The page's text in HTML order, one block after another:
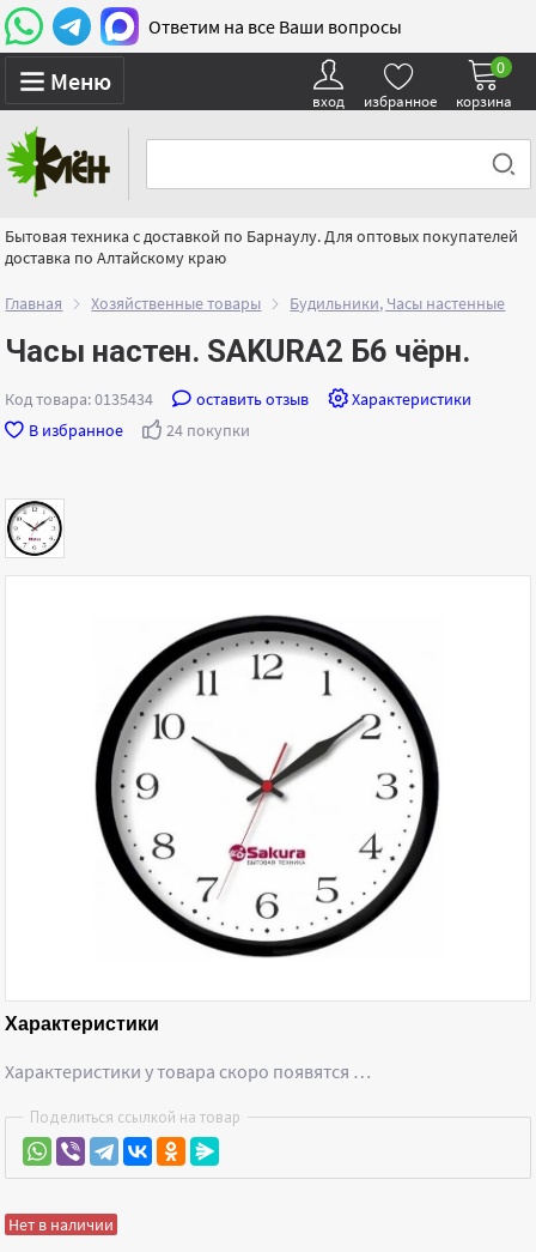
Ответим на все Ваши вопросы
Меню
вход избранное корзина
0
Бытовая техника с доставкой по Барнаулу. Для оптовых покупателей
доставка по Алтайскому краю
Главная Хозяйственные товары Будильники, Часы настенные
Часы настен. SAKURA2 Б6 чёрн.
Код товара: 0135434 оставить отзыв
Характеристики
В избранное
24 покупки
Характеристики
Характеристики у товара скоро появятся …
Поделиться ссылкой на товар
Нет в наличии